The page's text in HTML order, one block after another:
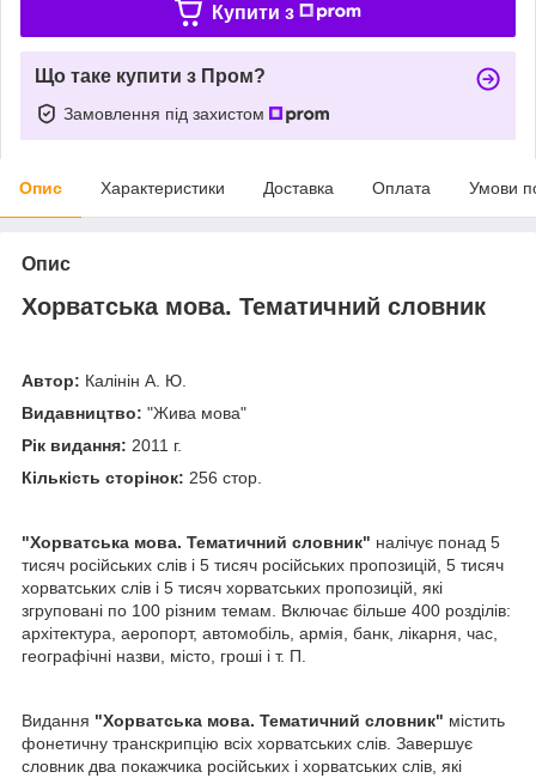
Купити з
Що таке купити з Пром?
Замовлення під захистом
Опис Характеристики Доставка Оплата Умови
Опис
Хорватська мова. Тематичний словник
Автор: Калінін А. Ю.
Видавництво: "Жива мова"
Рік видання: 2011 г.
Кількість сторінок: 256 стор.
"Хорватська мова. Тематичний словник" налічує понад 5
тисяч російських слів і 5 тисяч російських пропозицій, 5 тисяч
хорватських слів і 5 тисяч хорватських пропозицій, які
згруповані по 100 різним темам. Включає більше 400 розділів:
архітектура, аеропорт, автомобіль, армія, банк, лікарня, час,
географічні назви, місто, гроші і т. П.
Видання "Хорватська мова. Тематичний словник" містить
фонетичну транскрипцію всіх хорватських слів. Завершує
словник два покажчика російських і хорватських слів, які